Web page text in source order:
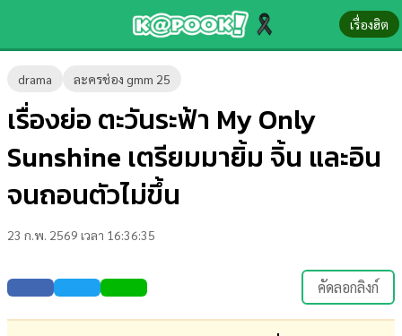
เรื่องฮิต
drama ละครช่อง gmm 25
เรื่องย่อ ตะวันระฟ้า My Only
Sunshine เตรียมมายิ้ม จิ้น และอิน
จนถอนตัวไม่ขึ้น
23 ก.พ. 2569 เวลา 16:36:35
คัดลอกลิงก์
ข่าว-
ความ
รู้
บันเทิง
ตรวจ
หวย